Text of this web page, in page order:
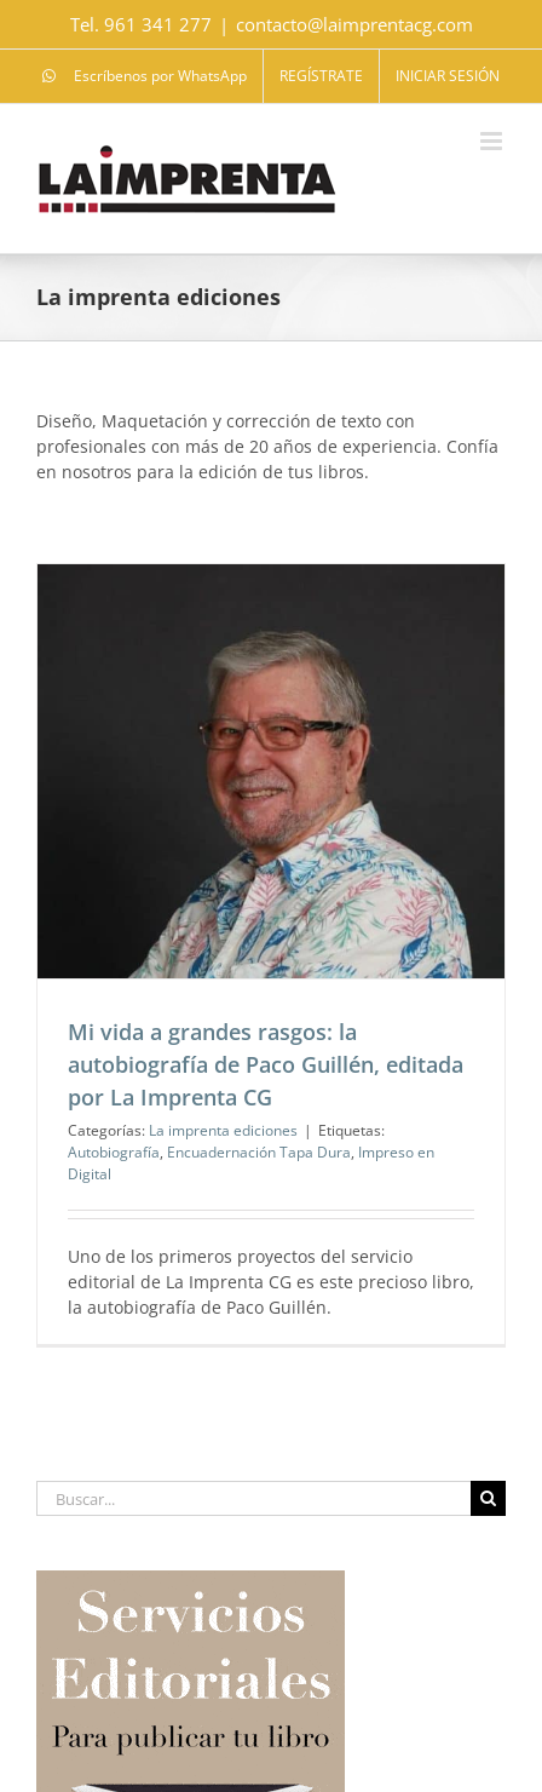
Tel. 961 341 277 | contacto@laimprentacg.com
Escríbenos por WhatsApp REGÍSTRATE INICIAR SESIÓN
La imprenta ediciones
Diseño, Maquetación y corrección de texto con
profesionales con más de 20 años de experiencia. Confía
en nosotros para la edición de tus libros.
Mi vida a grandes rasgos: la
autobiografía de Paco Guillén, editada
por La Imprenta CG
Categorías: La imprenta ediciones | Etiquetas:
Autobiografía, Encuadernación Tapa Dura, Impreso en
Digital
Uno de los primeros proyectos del servicio
editorial de La Imprenta CG es este precioso libro,
la autobiografía de Paco Guillén.
Buscar: